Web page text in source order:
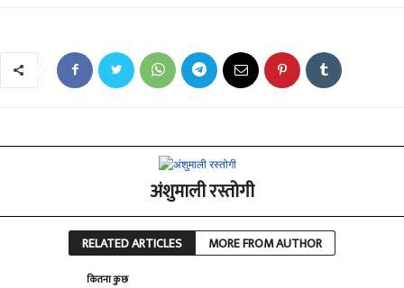
अंशुमाली रस्तोगी
RELATED ARTICLES MORE FROM AUTHOR
कितना कुछ